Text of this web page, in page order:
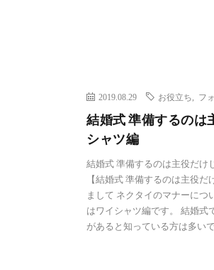
2019.08.29 お役立ち フ
結婚式 準備するのは
シャツ編
結婚式 準備するのは主役だ
【結婚式 準備するのは主役
まして ネクタイのマナーに
はワイシャツ編です。 結婚式
があると知っている方は多い